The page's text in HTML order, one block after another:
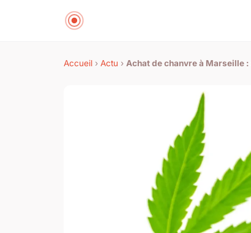
Accueil › Actu › Achat de chanvre à Marseille